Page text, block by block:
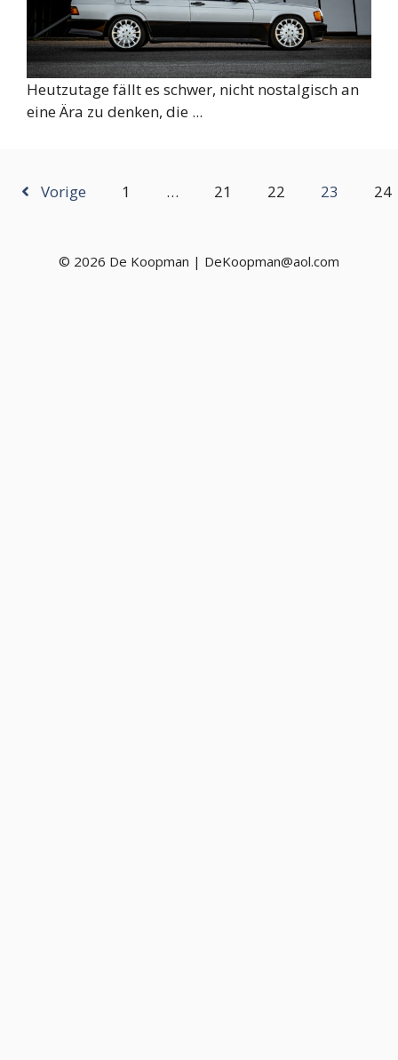
Heutzutage fällt es schwer, nicht nostalgisch an
eine Ära zu denken, die ...
Vorige 1 … 21 22 23 24
© 2026 De Koopman | DeKoopman@aol.com